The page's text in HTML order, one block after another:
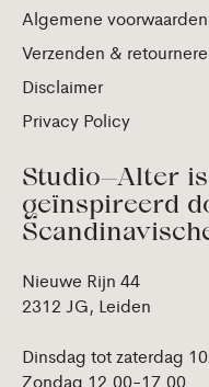
Algemene voorwaarden
Verzenden &
Disclaimer
Privacy Policy
Studio—Alter
geïnspireerd
Nieuwe Rijn 44
2312 JG, Leiden
Dinsdag tot zaterdag
Zondag 12.00-17.00